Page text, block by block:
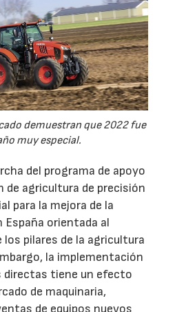
demuestran que 2022 fue
muy especial.
del programa de apoyo
de agricultura de precisión
para la mejora de la
España orientada al
pilares de la agricultura
la implementación
directas tiene un efecto
de maquinaria,